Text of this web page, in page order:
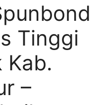
Tinggi
Kab.
–